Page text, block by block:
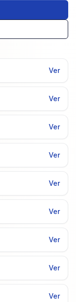
Ver
Ver
Ver
Ver
Ver
Ver
Ver
Ver
Ver